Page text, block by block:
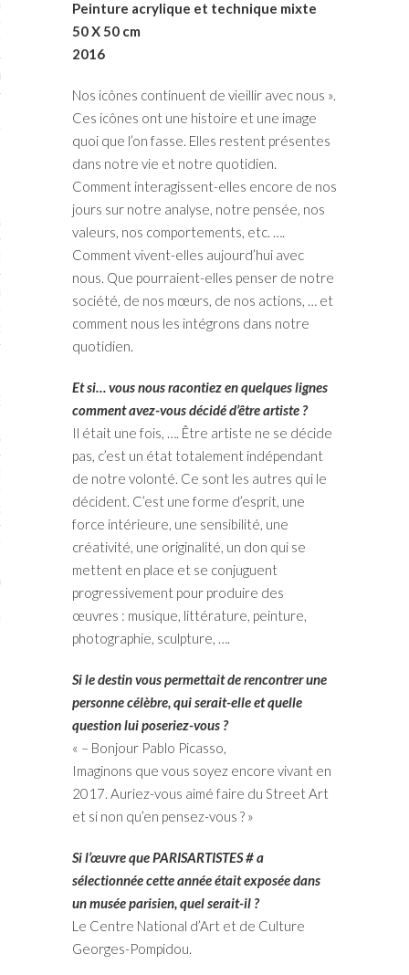
2017
MURS 2017-2018
PARISARTISTES # 2016
PARISARTISTES # 2015
DON
Peinture acrylique et technique mixte
50 X 50 cm
2016
Nos icônes continuent de vieillir avec nous ».
Ces icônes ont une histoire et une image
quoi que l’on fasse. Elles restent présentes
dans notre vie et notre quotidien.
Comment interagissent-elles encore de nos
jours sur notre analyse, notre pensée, nos
valeurs, nos comportements, etc. ….
Comment vivent-elles aujourd’hui avec
nous. Que pourraient-elles penser de notre
société, de nos mœurs, de nos actions, … et
comment nous les intégrons dans notre
quotidien.
Et si… vous nous racontiez en quelques lignes
comment avez-vous décidé d’être artiste ?
Il était une fois, …. Être artiste ne se décide
pas, c’est un état totalement indépendant
de notre volonté. Ce sont les autres qui le
décident. C’est une forme d’esprit, une
force intérieure, une sensibilité, une
créativité, une originalité, un don qui se
mettent en place et se conjuguent
progressivement pour produire des
œuvres : musique, littérature, peinture,
photographie, sculpture, ….
Si le destin vous permettait de rencontrer une
personne célèbre, qui serait-elle et quelle
question lui poseriez-vous ?
« – Bonjour Pablo Picasso,
Imaginons que vous soyez encore vivant en
2017. Auriez-vous aimé faire du Street Art
et si non qu’en pensez-vous ? »
Si l’œuvre que PARISARTISTES # a
sélectionnée cette année était exposée dans
un musée parisien, quel serait-il ?
Le Centre National d’Art et de Culture
Georges-Pompidou.